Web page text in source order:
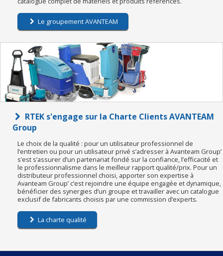
Le groupement AVANTEAM
RTEK s'engage sur la Charte Clients AVANTEAM
Group
Le choix de la qualité : pour un utilisateur professionnel de
l’entretien ou pour un utilisateur privé s’adresser à Avanteam Group’
s’est s’assurer d’un partenariat fondé sur la confiance, l’efficacité et
le professionnalisme dans le meilleur rapport qualité/prix. Pour un
distributeur professionnel choisi, apporter son expertise à
Avanteam Group’ c’est rejoindre une équipe engagée et dynamique,
bénéficier des synergies d’un groupe et travailler avec un catalogue
exclusif de fabricants choisis par une commission d’experts.
La charte qualité